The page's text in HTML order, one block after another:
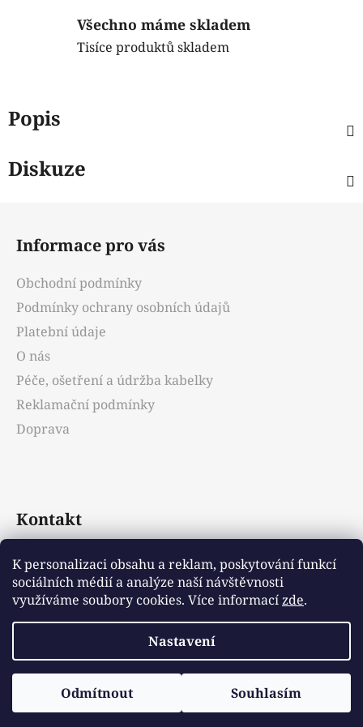
K personalizaci obsahu a reklam, poskytování funkcí
sociálních médií a analýze naší návštěvnosti
využíváme soubory cookies. Více informacízde.
Nastavení
Odmítnout Souhlasím
Všechno máme skladem
Tisíce produktů skladem
Popis
Diskuze
Informace pro vás
Obchodní podmínky
Podmínky ochrany osobních údajů
Platební údaje
O nás
Péče, ošetření a údržba kabelky
Reklamační podmínky
Doprava
Kontakt
info@emotys.cz
+421903231812
Vytvořil Shoptet
Copyright 2026
. Všechna práva
vyhrazena.Upravit nastavení cookies